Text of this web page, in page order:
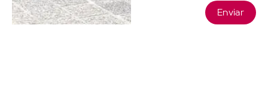
Enviar